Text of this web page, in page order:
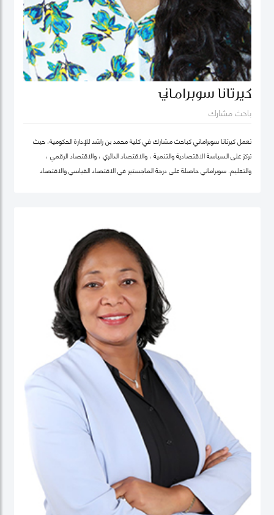
كيرتانا سوبراماني
باحث مشارك
تعمل كيرتانا سوبراماني كباحث مشارك في كلية محمد بن راشد للإدارة الحكومية، حيث
تركز على السياسة الاقتصادية والتنمية ، والاقتصاد الدائري ، والاقتصاد الرقمي ،
والتعليم. سوبراماني حاصلة على درجة الماجستير في الاقتصاد القياسي والاقتصاد